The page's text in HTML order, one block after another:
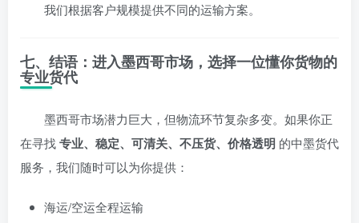
我们根据客户规模提供不同的运输方案。
七、结语：进入墨西哥市场，选择一位懂你货物的
专业货代
墨西哥市场潜力巨大，但物流环节复杂多变。如果你正
在寻找专业、稳定、可清关、不压货、价格透明 的中墨货代
服务，我们随时可以为你提供：
海运/空运全程运输